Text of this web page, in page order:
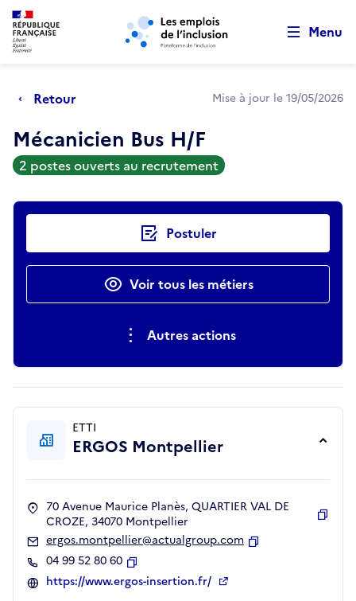
Aller au menu principal Aller au contenu principal
Menu
Retour Mise à jour le 19/05/2026
Mécanicien Bus H/F
2 postes ouverts au recrutement
Actions rapides Postuler
Voir tous les métiers
Autres actions
ETTI
ERGOS Montpellier
70 Avenue Maurice Planès, QUARTIER VAL DE
CROZE, 34070 Montpellier
ergos.montpellier@actualgroup.com
04 99 52 80 60
Copier
https://www.ergos-insertion.fr/
Retour au début de la page
Panneau de gestion des cookies